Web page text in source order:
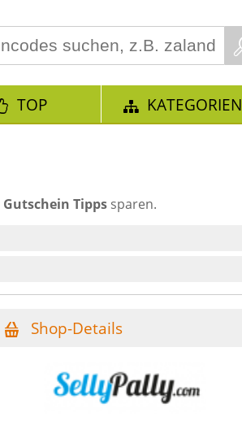
TOP KATEGORIEN
Gutschein Tipps sparen.
Shop-Details